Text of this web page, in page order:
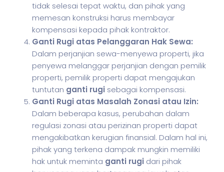
tidak selesai tepat waktu, dan pihak yang
memesan konstruksi harus membayar
kompensasi kepada pihak kontraktor.
Ganti Rugi atas Pelanggaran Hak Sewa:
Dalam perjanjian sewa-menyewa properti, jika
penyewa melanggar perjanjian dengan pemilik
properti, pemilik properti dapat mengajukan
tuntutan ganti rugi sebagai kompensasi.
Ganti Rugi atas Masalah Zonasi atau Izin:
Dalam beberapa kasus, perubahan dalam
regulasi zonasi atau perizinan properti dapat
mengakibatkan kerugian finansial. Dalam hal ini,
pihak yang terkena dampak mungkin memiliki
hak untuk meminta ganti rugi dari pihak